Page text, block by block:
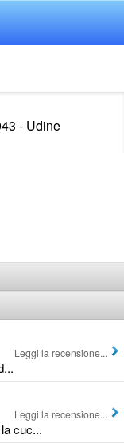
- Udine
Leggi la recensione...
cuc...
Leggi la recensione...